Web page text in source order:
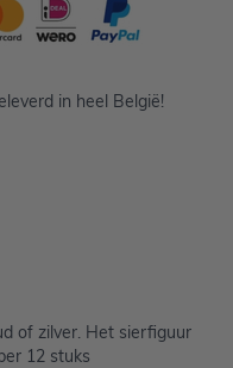
in heel België!
of zilver. Het sierfiguur
12 stuks